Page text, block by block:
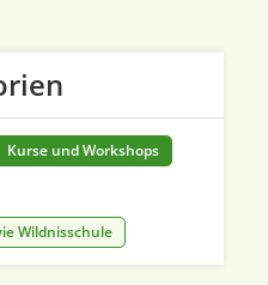
Kurse und Workshops
Wildnisschule